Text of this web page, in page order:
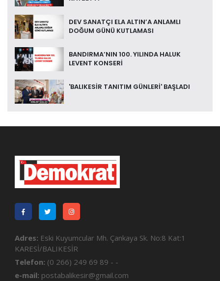
DEV SANATÇI ELA ALTIN’A ANLAMLI
DOĞUM GÜNÜ KUTLAMASI
BANDIRMA’NIN 100. YILINDA HALUK
LEVENT KONSERİ
'BALIKESİR TANITIM GÜNLERİ' BAŞLADI
Adres: Eski Kuyumcular Mh. Çankaya Sk. No:8 Kat:1
KARESİ/BALIKESİR
Telefon: (0 266) 249 69 89 - -
e-mail: postabalikesir@gmail.com